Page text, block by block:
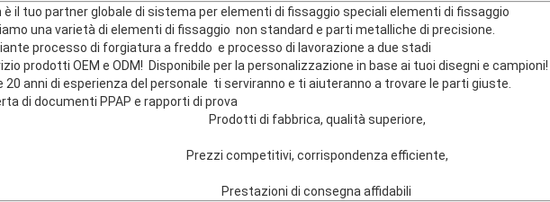
è il tuo partner globale di sistema per elementi di fissaggio speciali elementi di fissaggio
una varietà di elementi di fissaggio non standard e parti metalliche di precisione.
processo di forgiatura a freddo e processo di lavorazione a due stadi
prodotti OEM e ODM! Disponibile per la personalizzazione in base ai tuoi disegni e campioni!
anni di esperienza del personale ti serviranno e ti aiuteranno a trovare le parti giuste.
di documenti PPAP e rapporti di prova
Prodotti di fabbrica, qualità superiore,
Prezzi competitivi, corrispondenza efficiente,
Prestazioni di consegna affidabili